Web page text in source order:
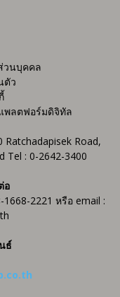
วนบุคคล
ตัว
พลตฟอร์มดิจิทัล
Ratchadapisek Road,
Tel : 0-2642-3400
อ
2221 หรือ email :
ธ์